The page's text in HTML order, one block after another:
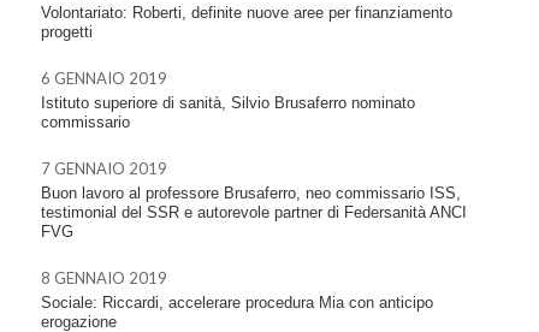
Volontariato: Roberti, definite nuove aree per finanziamento
progetti
6 GENNAIO 2019
Istituto superiore di sanità, Silvio Brusaferro nominato
commissario
7 GENNAIO 2019
Buon lavoro al professore Brusaferro, neo commissario ISS,
testimonial del SSR e autorevole partner di Federsanità ANCI
FVG
8 GENNAIO 2019
Sociale: Riccardi, accelerare procedura Mia con anticipo
erogazione